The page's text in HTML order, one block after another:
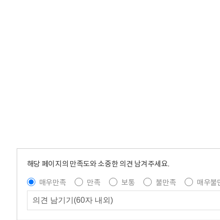
해당 페이지의 만족도와 소중한 의견 남겨주세요.
매우만족
만족 보통 불만족 매우불